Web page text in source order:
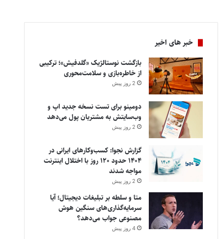
خبر های اخیر
بازگشت نوستالژیک «گلدفیش»؛ ترکیبی
از خاطره‌بازی و سلامت‌محوری
2 روز پیش
دومینو برای تست نسخه جدید اپ و
وب‌سایتش به مشتریان پول می‌دهد
2 روز پیش
گزارش نجوا: کسب‌وکارهای ایرانی در
۱۴۰۴ حدود ۱۲۰ روز با اختلال اینترنت
مواجه شدند
2 روز پیش
متا و سلطه بر تبلیغات دیجیتال؛ آیا
سرمایه‌گذاری‌های سنگین هوش
مصنوعی جواب می‌دهد؟
4 روز پیش